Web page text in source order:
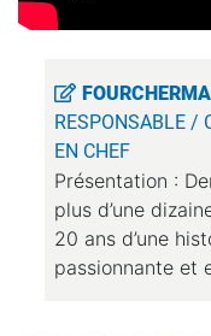
RESPONSABLE /
EN CHEF
Présentation :
plus d’une
20 ans d’une
passionnante et